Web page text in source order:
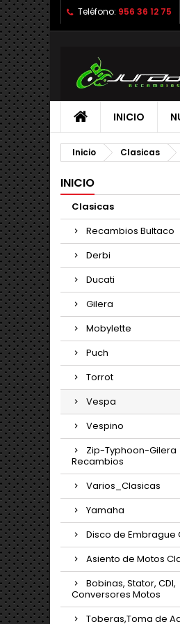
Teléfono: 956 36 12 75
INICIO
Inicio Clasicas
INICIO
Clasicas
Recambios Bultaco
Derbi
Ducati
Gilera
Mobylette
Puch
Torrot
Vespa
Vespino
Zip-Typhoon-Gilera
Recambios
Varios_Clasicas
Yamaha
Disco de Embrague
Asiento de Motos
Bobinas, Stator, CDI,
Conversores Motos
Toberas,Toma de